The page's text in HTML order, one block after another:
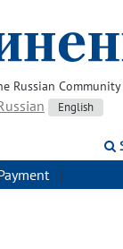
Russian
English
|